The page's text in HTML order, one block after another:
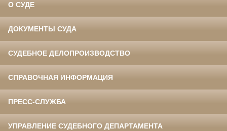
О СУДЕ
ДОКУМЕНТЫ СУДА
СУДЕБНОЕ ДЕЛОПРОИЗВОДСТВО
СПРАВОЧНАЯ ИНФОРМАЦИЯ
ПРЕСС-СЛУЖБА
УПРАВЛЕНИЕ СУДЕБНОГО ДЕПАРТАМЕНТА